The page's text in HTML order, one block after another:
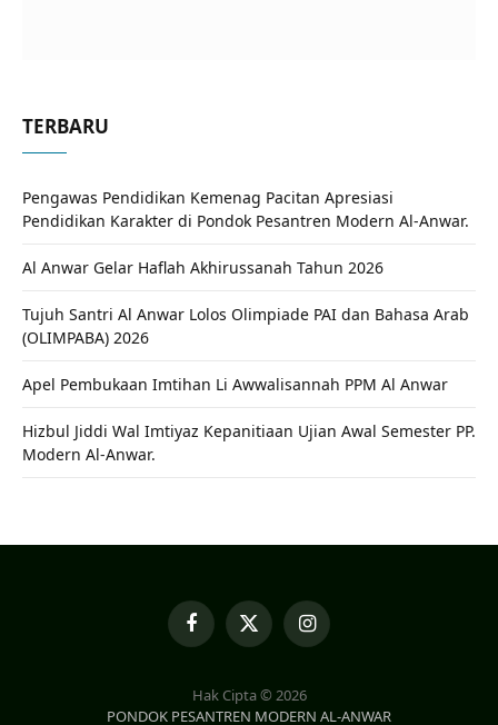
TERBARU
Pengawas Pendidikan Kemenag Pacitan Apresiasi
Pendidikan Karakter di Pondok Pesantren Modern Al-Anwar.
Al Anwar Gelar Haflah Akhirussanah Tahun 2026
Tujuh Santri Al Anwar Lolos Olimpiade PAI dan Bahasa Arab
(OLIMPABA) 2026
Apel Pembukaan Imtihan Li Awwalisannah PPM Al Anwar
Hizbul Jiddi Wal Imtiyaz Kepanitiaan Ujian Awal Semester PP.
Modern Al-Anwar.
FacebookX
(Twitter)
Instagram
Hak Cipta © 2026
PONDOK PESANTREN MODERN AL-ANWAR